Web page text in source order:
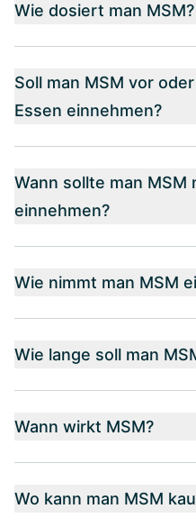
Wie dosiert man MSM?
Soll man MSM vor
Essen einnehmen?
Wann sollte man MSM
einnehmen?
Wie nimmt man MSM
Wie lange soll man
Wann wirkt MSM?
Wo kann man MSM